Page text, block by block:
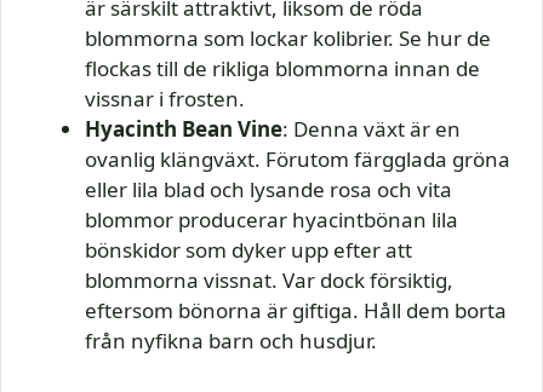
är särskilt attraktivt, liksom de röda
blommorna som lockar kolibrier. Se hur de
flockas till de rikliga blommorna innan de
vissnar i frosten.
Hyacinth Bean Vine: Denna växt är en
ovanlig klängväxt. Förutom färgglada gröna
eller lila blad och lysande rosa och vita
blommor producerar hyacintbönan lila
bönskidor som dyker upp efter att
blommorna vissnat. Var dock försiktig,
eftersom bönorna är giftiga. Håll dem borta
från nyfikna barn och husdjur.